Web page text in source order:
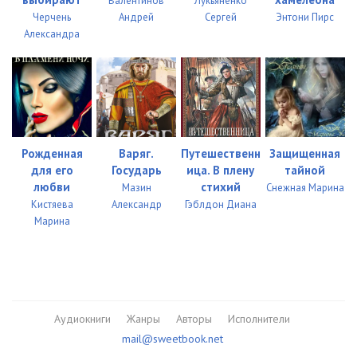
05-07 11:23
06-01 10:01
06-02 09:57
06-03 08:24
01-01 10:15
01-02 10:21
01-03
Черчень
Александра
Андрей
Сергей
Энтони Пирс
Рожденная
для его
любви
Кистяева
Марина
Варяг.
Государь
Мазин
Александр
Путешественн
ица. В плену
стихий
Гэблдон Диана
Защищенная
тайной
Снежная Марина
Аудиокниги Жанры Авторы
Исполнители
mail@sweetbook.net